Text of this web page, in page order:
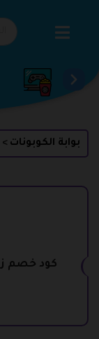
بوابة الكوبونات >